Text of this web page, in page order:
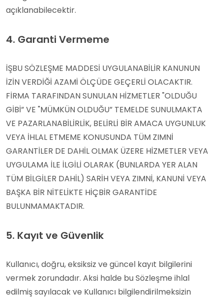
açıklanabilecektir.
4. Garanti Vermeme
İŞBU SÖZLEŞME MADDESİ UYGULANABİLİR KANUNUN
İZİN VERDİĞİ AZAMİ ÖLÇÜDE GEÇERLİ OLACAKTIR.
FİRMA TARAFINDAN SUNULAN HİZMETLER "OLDUĞU
GİBİ” VE "MÜMKÜN OLDUĞU” TEMELDE SUNULMAKTA
VE PAZARLANABİLİRLİK, BELİRLİ BİR AMACA UYGUNLUK
VEYA İHLAL ETMEME KONUSUNDA TÜM ZIMNİ
GARANTİLER DE DAHİL OLMAK ÜZERE HİZMETLER VEYA
UYGULAMA İLE İLGİLİ OLARAK (BUNLARDA YER ALAN
TÜM BİLGİLER DAHİL) SARİH VEYA ZIMNİ, KANUNİ VEYA
BAŞKA BİR NİTELİKTE HİÇBİR GARANTİDE
BULUNMAMAKTADIR.
5. Kayıt ve Güvenlik
Kullanıcı, doğru, eksiksiz ve güncel kayıt bilgilerini
vermek zorundadır. Aksi halde bu Sözleşme ihlal
edilmiş sayılacak ve Kullanıcı bilgilendirilmeksizin